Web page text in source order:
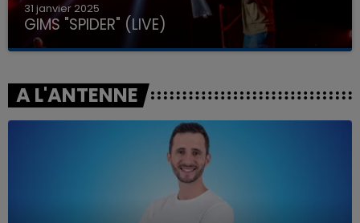
31 janvier 2025
GIMS "SPIDER" (LIVE)
A L'ANTENNE